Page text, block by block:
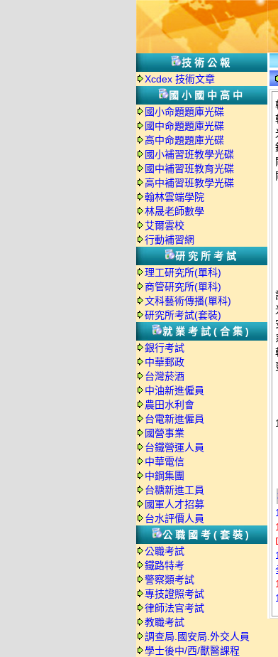
技術公報
Xcdex 技術文章
國小國中高中
國小命題題庫光碟
國中命題題庫光碟
高中命題題庫光碟
國小補習班教學光碟
國中補習班教育光碟
高中補習班教學光碟
翰林雲端學院
林晟老師數學
艾爾雲校
行動補習網
研究所考試
理工研究所(單科)
商管研究所(單科)
文科藝術傳播(單科)
研究所考試(套裝)
就業考試(合集)
銀行考試
中華郵政
台灣菸酒
中油新進僱員
農田水利會
台電新進僱員
國營事業
台鐵營運人員
中華電信
中鋼集團
台糖新進工員
國軍人才招募
台水評價人員
公職國考(套裝)
公職考試
鐵路特考
警察類考試
專技證照考試
律師法官考試
教職考試
調查局.國安局.外交人員
學士後中/西/獸醫課程